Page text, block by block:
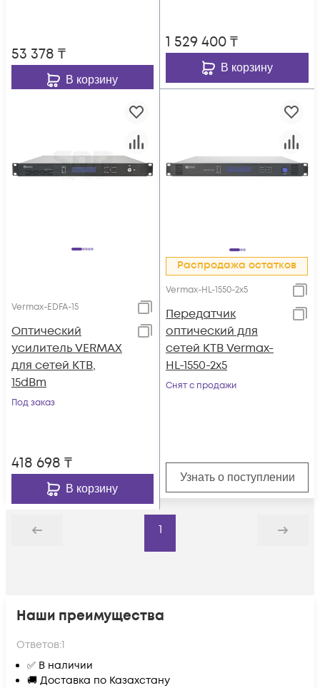
53 378 ₸
В корзину
1 529 400₸
В корзину
Vermax-EDFA-15
Оптический
усилитель VERMAX
для сетей КТВ,
15dBm
Под заказ
418 698 ₸
В корзину
Распродажа остатков
Vermax-HL-1550-2x5
Передатчик
оптический для
сетей КТВ Vermax-
HL-1550-2x5
Снят с продажи
Узнать о поступлении
Назад
1
Дальше
Наши преимущества
Ответов:1
✅ В наличии
🚚 Доставка по Казахстану